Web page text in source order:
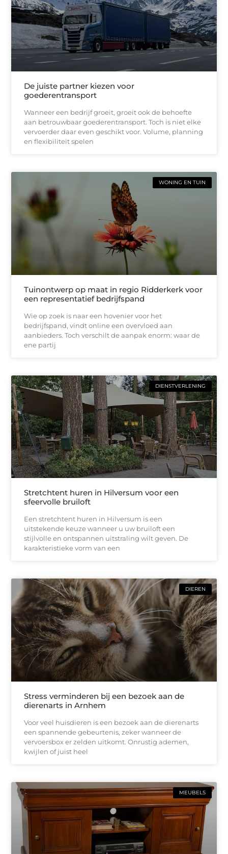
De juiste partner kiezen voor
goederentransport
Wanneer een bedrijf groeit, groeit ook de behoefte
aan betrouwbaar goederentransport. Toch is niet elke
vervoerder daar even geschikt voor. Volume, planning
en flexibiliteit spelen
WONING EN TUIN
Tuinontwerp op maat in regio Ridderkerk voor
een representatief bedrijfspand
Wie op zoek is naar een hovenier voor het
bedrijfspand, vindt online een overvloed aan
aanbieders. Toch verschilt de aanpak enorm: waar de
ene partij
DIENSTVERLENING
Stretchtent huren in Hilversum voor een
sfeervolle bruiloft
Een stretchtent huren in Hilversum is een
uitstekende keuze wanneer u uw bruiloft een
stijlvolle en ontspannen uitstraling wilt geven. De
karakteristieke vorm van een
DIEREN
Stress verminderen bij een bezoek aan de
dierenarts in Arnhem
Voor veel huisdieren is een bezoek aan de dierenarts
een spannende gebeurtenis, zeker wanneer de
vervoersbox er zelden uitkomt. Onrustig ademen,
kwijlen of juist heel
MEUBELS